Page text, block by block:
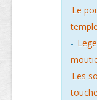
Le
-
Les